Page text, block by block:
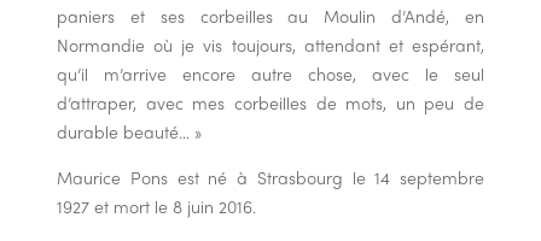
paniers et ses corbeilles au Moulin d’Andé, en
Normandie où je vis toujours, attendant et espérant,
qu’il m’arrive encore autre chose, avec le seul
d’attraper, avec mes corbeilles de mots, un peu de
durable beauté… »
Maurice Pons est né à Strasbourg le 14 septembre
1927 et mort le 8 juin 2016.